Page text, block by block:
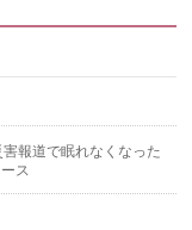
報道で眠れなくなった
ス